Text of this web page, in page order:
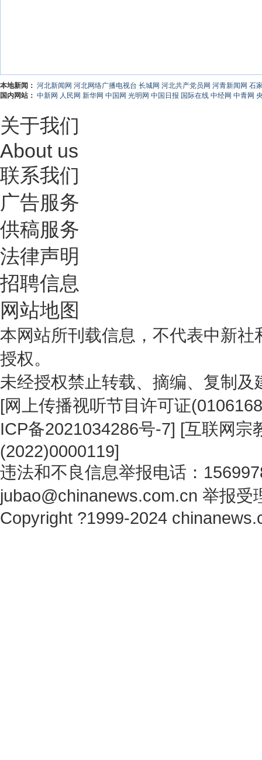
本地新闻： 河北新闻网 河北网络广播电视台 长城网 河北共产党员网 河青新闻网 石
国内网站： 中新网 人民网 新华网 中国网 光明网 中国日报 国际在线 中经网 中青网
关于我们
About us
联系我们
广告服务
供稿服务
法律声明
招聘信息
网站地图
本网站所刊载信息，不代表中新
授权。
未经授权禁止转载、摘编、复制
[网上传播视听节目许可证
ICP备2021034286号-7] [互联网宗
(2022)0000119]
违法和不良信息举报电话：
jubao@chinanews.com.cn 举报受
Copyright ?1999-2024